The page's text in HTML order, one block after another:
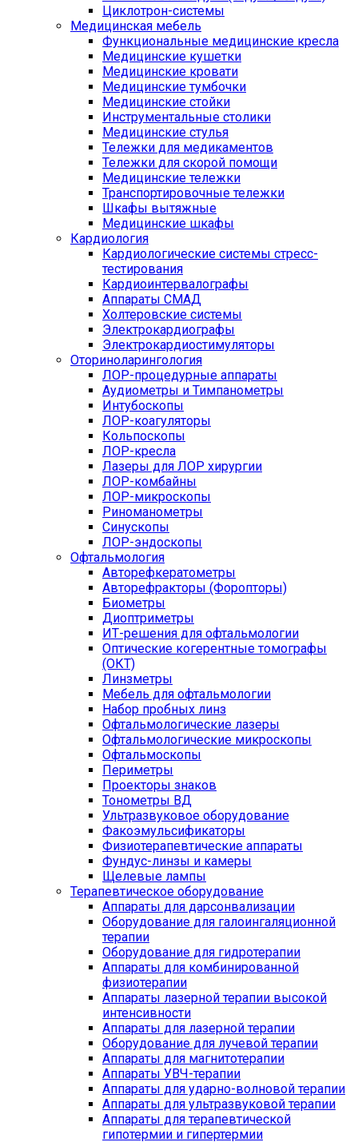
Циклотрон-системы
Медицинская мебель
Функциональные медицинские кресла
Медицинские кушетки
Медицинские кровати
Медицинские тумбочки
Медицинские стойки
Инструментальные столики
Медицинские стулья
Тележки для медикаментов
Тележки для скорой помощи
Медицинские тележки
Транспортировочные тележки
Шкафы вытяжные
Медицинские шкафы
Кардиология
Кардиологические системы стресс-
тестирования
Кардиоинтервалографы
Аппараты СМАД
Холтеровские системы
Электрокардиографы
Электрокардиостимуляторы
Оториноларингология
ЛОР-процедурные аппараты
Аудиометры и Тимпанометры
Интубоскопы
ЛОР-коагуляторы
Кольпоскопы
ЛОР-кресла
Лазеры для ЛОР хирургии
ЛОР-комбайны
ЛОР-микроскопы
Риноманометры
Синускопы
ЛОР-эндоскопы
Офтальмология
Авторефкератометры
Авторефракторы (Форопторы)
Биометры
Диоптриметры
ИТ-решения для офтальмологии
Оптические когерентные томографы
(ОКТ)
Линзметры
Мебель для офтальмологии
Набор пробных линз
Офтальмологические лазеры
Офтальмологические микроскопы
Офтальмоскопы
Периметры
Проекторы знаков
Тонометры ВД
Ультразвуковое оборудование
Факоэмульсификаторы
Физиотерапевтические аппараты
Фундус-линзы и камеры
Щелевые лампы
Терапевтическое оборудование
Аппараты для дарсонвализации
Оборудование для галоингаляционной
терапии
Оборудование для гидротерапии
Аппараты для комбинированной
физиотерапии
Аппараты лазерной терапии высокой
интенсивности
Аппараты для лазерной терапии
Оборудование для лучевой терапии
Аппараты для магнитотерапии
Аппараты УВЧ-терапии
Аппараты для ударно-волновой терапии
Аппараты для ультразвуковой терапии
Аппараты для терапевтической
гипотермии и гипертермии